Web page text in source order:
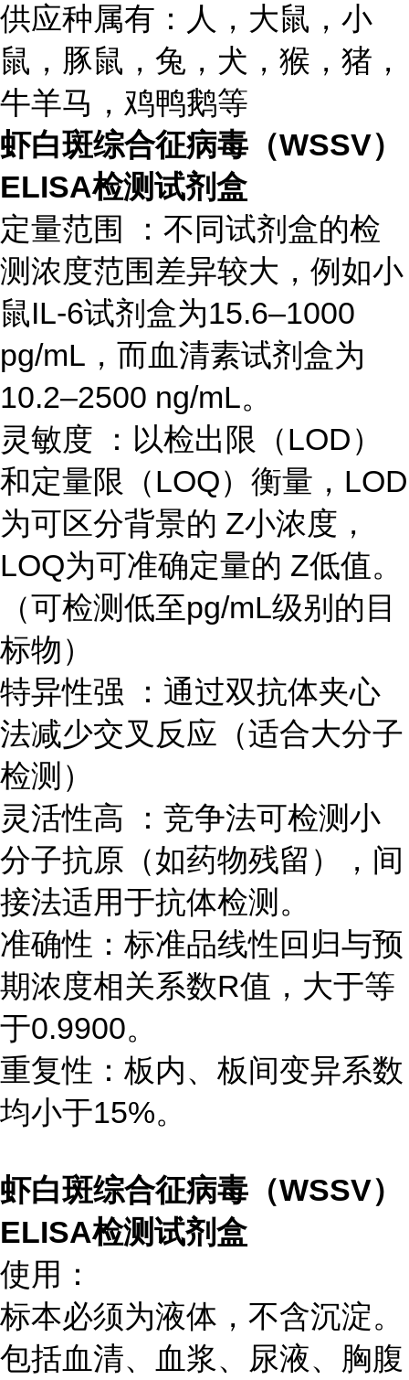
供应种属有：人，大鼠，小
鼠，豚鼠，兔，犬，猴，猪，
牛羊马，鸡鸭鹅等
虾白斑综合征病毒（WSSV）
ELISA检测试剂盒
定量范围 ：不同试剂盒的检
测浓度范围差异较大，例如小
鼠IL-6试剂盒为15.6–1000
pg/mL，而血清素试剂盒为
10.2–2500 ng/mL。
灵敏度 ：以检出限（LOD）
和定量限（LOQ）衡量，LOD
为可区分背景的 Z小浓度，
LOQ为可准确定量的 Z低值。
（可检测低至pg/mL级别的目
标物）
特异性强 ：通过双抗体夹心
法减少交叉反应（适合大分子
检测）
灵活性高 ：竞争法可检测小
分子抗原（如药物残留），间
接法适用于抗体检测。
准确性：标准品线性回归与预
期浓度相关系数R值，大于等
于0.9900。
重复性：板内、板间变异系数
均小于15%。
虾白斑综合征病毒（WSSV）
ELISA检测试剂盒
使用：
标本必须为液体，不含沉淀。
包括血清、血浆、尿液、胸腹